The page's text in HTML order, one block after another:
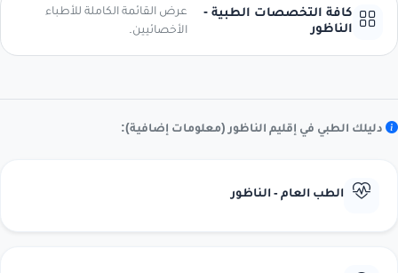
كافة التخصصات الطبية -
الناظور
عرض القائمة الكاملة للأطباء
الأخصائيين.
دليلك الطبي في إقليم الناظور (معلومات إضافية):
الطب العام - الناظور